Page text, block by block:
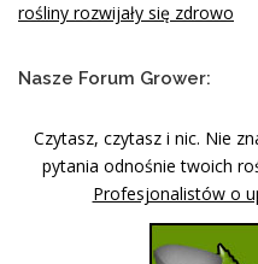
rośliny rozwijały się zdrowo
Nasze Forum Grower:
Czytasz, czytasz i nic. Nie
pytania odnośnie twoich
Profesjonalistów o